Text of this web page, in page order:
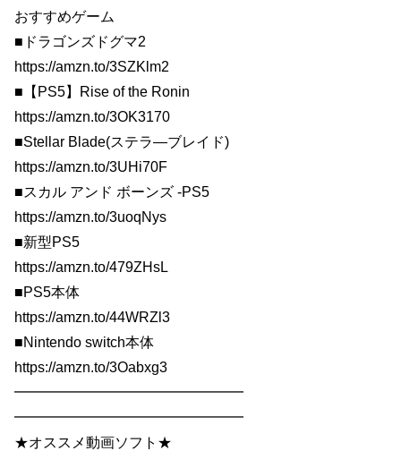
おすすめゲーム
■ドラゴンズドグマ2
https://amzn.to/3SZKlm2
■【PS5】Rise of the Ronin
https://amzn.to/3OK3170
■Stellar Blade(ステラ―ブレイド)
https://amzn.to/3UHi70F
■スカル アンド ボーンズ -PS5
https://amzn.to/3uoqNys
■新型PS5
https://amzn.to/479ZHsL
■PS5本体
https://amzn.to/44WRZl3
■Nintendo switch本体
https://amzn.to/3Oabxg3
━━━━━━━━━━━━━━━━
━━━━━━━━━━━━━━━━
★オススメ動画ソフト★